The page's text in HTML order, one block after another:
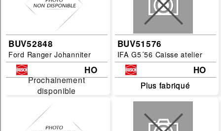
BUV52848
Ford Ranger Johanniter
HO
Prochainement
disponible
Prochainement
disponible
BUV51576
IFA G5´56 Caisse atelier
HO
Plus fabriqué
Plus fabriqué